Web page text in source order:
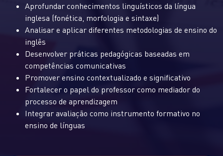
Aprofundar conhecimentos linguísticos da língua
inglesa (fonética, morfologia e sintaxe)
Analisar e aplicar diferentes metodologias de ensino do
inglês
Desenvolver práticas pedagógicas baseadas em
competências comunicativas
Promover ensino contextualizado e significativo
Fortalecer o papel do professor como mediador do
processo de aprendizagem
Integrar avaliação como instrumento formativo no
ensino de línguas